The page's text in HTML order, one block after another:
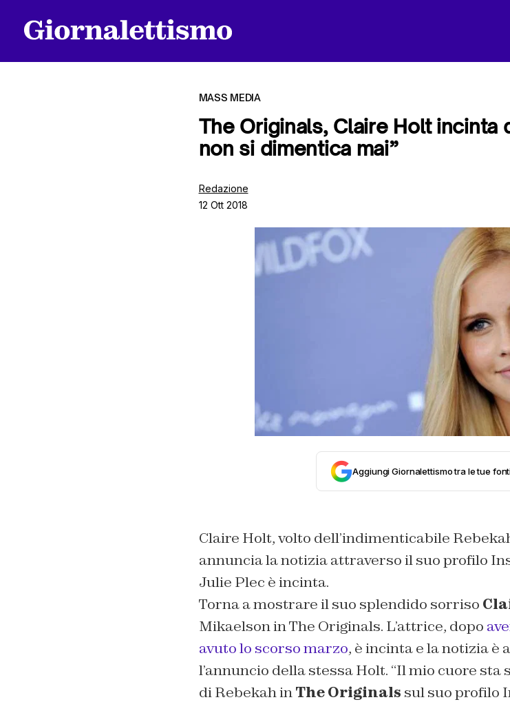
MASS MEDIA
The Originals, Claire Holt incinta
non si dimentica mai”
Redazione
12 Ott 2018
Aggiungi Giornalettismo tra le tue
Claire Holt, volto dell’indimenticabile
annuncia la notizia attraverso il suo profilo
Julie Plec è incinta.
Torna a mostrare il suo splendido sorriso
Mikaelson in The Originals. L’attrice, dopo
avuto lo scorso marzo, è incinta e la notizia
l’annuncio della stessa Holt. “Il mio cuore sta
di Rebekah inThe Originals sul suo profilo